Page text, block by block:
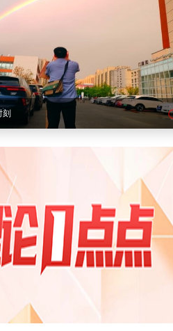
遭遇雨水 “突击”